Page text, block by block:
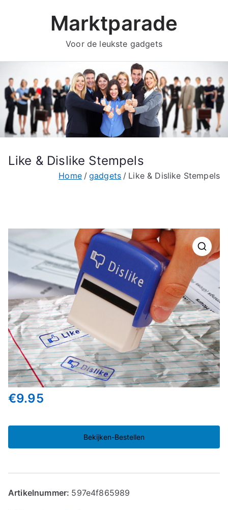
Marktparade
Voor de leukste gadgets
Like & Dislike Stempels
Home gadgets Like & Dislike Stempels
🔍
€9.95
Bekijken-Bestellen
Artikelnummer: 597e4f865989